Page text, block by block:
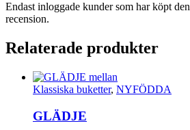
Endast inloggade kunder som har köpt
recension.
Relaterade produkter
Klassiska buketter, NYFÖDDA
GLÄDJE